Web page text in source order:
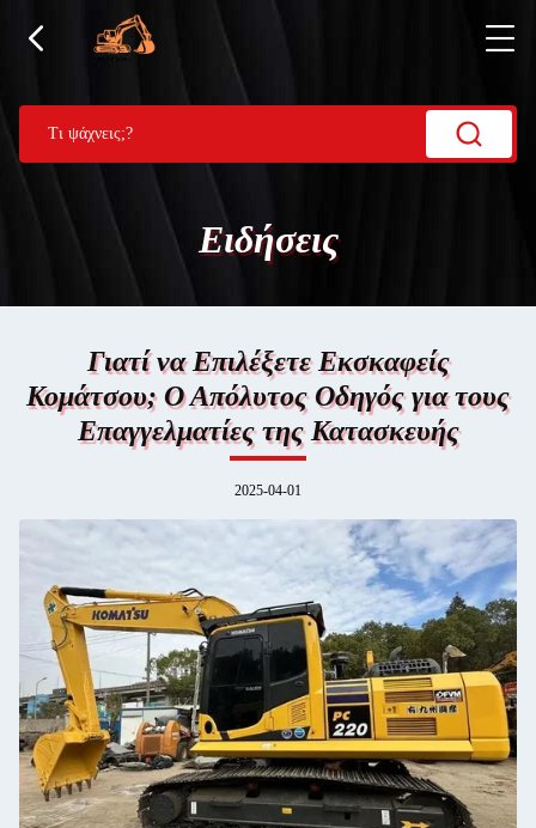
Ειδήσεις
Γιατί να Επιλέξετε Εκσκαφείς
Κομάτσου; Ο Απόλυτος Οδηγός για τους
Επαγγελματίες της Κατασκευής
2025-04-01